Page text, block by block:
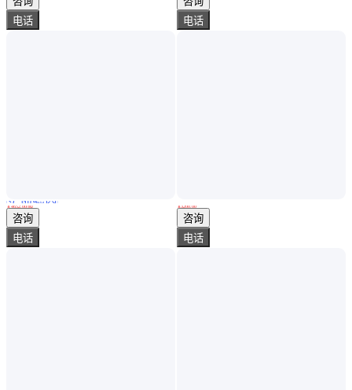
电话
鑫泽 66 Q235 40Cr冷拉方钢 生产货期短 不腐蚀 耐用
实地验商
￥4652.00/吨
山东莱芜
咨询
电话
电话
￥3200 .00
河北沧州
咨询
电话